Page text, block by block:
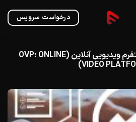
درخواست سرویس
پلتفرم ویدیویی آنلاین (OVP: ONLINE
VIDEO